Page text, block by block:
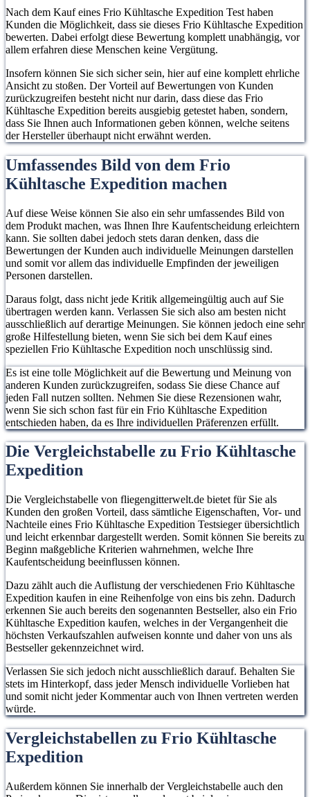
Nach dem Kauf eines Frio Kühltasche Expedition Test haben
Kunden die Möglichkeit, dass sie dieses Frio Kühltasche Expedition
bewerten. Dabei erfolgt diese Bewertung komplett unabhängig, vor
allem erfahren diese Menschen keine Vergütung.
Insofern können Sie sich sicher sein, hier auf eine komplett ehrliche
Ansicht zu stoßen. Der Vorteil auf Bewertungen von Kunden
zurückzugreifen besteht nicht nur darin, dass diese das Frio
Kühltasche Expedition bereits ausgiebig getestet haben, sondern,
dass Sie Ihnen auch Informationen geben können, welche seitens
der Hersteller überhaupt nicht erwähnt werden.
Umfassendes Bild von dem Frio
Kühltasche Expedition machen
Auf diese Weise können Sie also ein sehr umfassendes Bild von
dem Produkt machen, was Ihnen Ihre Kaufentscheidung erleichtern
kann. Sie sollten dabei jedoch stets daran denken, dass die
Bewertungen der Kunden auch individuelle Meinungen darstellen
und somit vor allem das individuelle Empfinden der jeweiligen
Personen darstellen.
Daraus folgt, dass nicht jede Kritik allgemeingültig auch auf Sie
übertragen werden kann. Verlassen Sie sich also am besten nicht
ausschließlich auf derartige Meinungen. Sie können jedoch eine sehr
große Hilfestellung bieten, wenn Sie sich bei dem Kauf eines
speziellen Frio Kühltasche Expedition noch unschlüssig sind.
Es ist eine tolle Möglichkeit auf die Bewertung und Meinung von
anderen Kunden zurückzugreifen, sodass Sie diese Chance auf
jeden Fall nutzen sollten. Nehmen Sie diese Rezensionen wahr,
wenn Sie sich schon fast für ein Frio Kühltasche Expedition
entschieden haben, da es Ihre individuellen Präferenzen erfüllt.
Die Vergleichstabelle zu Frio Kühltasche
Expedition
Die Vergleichstabelle von fliegengitterwelt.de bietet für Sie als
Kunden den großen Vorteil, dass sämtliche Eigenschaften, Vor- und
Nachteile eines Frio Kühltasche Expedition Testsieger übersichtlich
und leicht erkennbar dargestellt werden. Somit können Sie bereits zu
Beginn maßgebliche Kriterien wahrnehmen, welche Ihre
Kaufentscheidung beeinflussen können.
Dazu zählt auch die Auflistung der verschiedenen Frio Kühltasche
Expedition kaufen in eine Reihenfolge von eins bis zehn. Dadurch
erkennen Sie auch bereits den sogenannten Bestseller, also ein Frio
Kühltasche Expedition kaufen, welches in der Vergangenheit die
höchsten Verkaufszahlen aufweisen konnte und daher von uns als
Bestseller gekennzeichnet wird.
Verlassen Sie sich jedoch nicht ausschließlich darauf. Behalten Sie
stets im Hinterkopf, dass jeder Mensch individuelle Vorlieben hat
und somit nicht jeder Kommentar auch von Ihnen vertreten werden
würde.
Vergleichstabellen zu Frio Kühltasche
Expedition
Außerdem können Sie innerhalb der Vergleichstabelle auch den